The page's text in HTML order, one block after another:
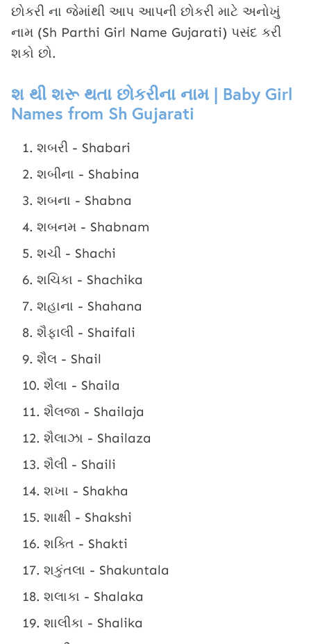
છોકરી ના જેમાંથી આપ આપની છોકરી માટે અનોખું
નામ (Sh Parthi Girl Name Gujarati) પસંદ કરી
શકો છો.
શ થી શરૂ થતા છોકરીના નામ | Baby Girl
Names from Sh Gujarati
શબરી - Shabari
શબીના - Shabina
શબના - Shabna
શબનમ - Shabnam
શચી - Shachi
શચિકા - Shachika
શહાના - Shahana
શૈફાલી - Shaifali
શૈલ - Shail
શૈલા - Shaila
શૈલજા - Shailaja
શૈલાઝા - Shailaza
શૈલી - Shaili
શખા - Shakha
શાક્ષી - Shakshi
શક્તિ - Shakti
શકુંતલા - Shakuntala
શલાકા - Shalaka
શાલીકા - Shalika